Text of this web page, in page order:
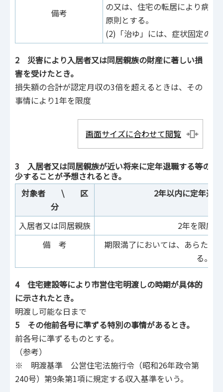
備考
の又は、住宅の転居により病状
原則とする。
(2)「治ゆ」には、症状固定の
2 災害により入居者又は同居親族の財産に著しい損
害を受けたとき。
損失額の合計が認定月収の3倍を超えるときは、その
事情により1年を限度
画面サイズに合わせて閲覧
3 入居者又は同居親族が近い将来に定年退職する等の事
少することが予想されるとき。
対象者 \ 区
分
2年以内に定年退
入居者又は同居親族
2年を限
備 考
期限満了においては、あらため
る。
4 住宅建設等により市営住宅明渡しの時期が具体的
に示されたとき。
明渡し可能な日まで
5 その他前各号に準ずる特別の事情があるとき。
前各号に準ずるものとする。
（参考）
※ 明渡基準 公営住宅法施行令（昭和26年政令第
240号）第9条第1項に規定する収入基準をいう。